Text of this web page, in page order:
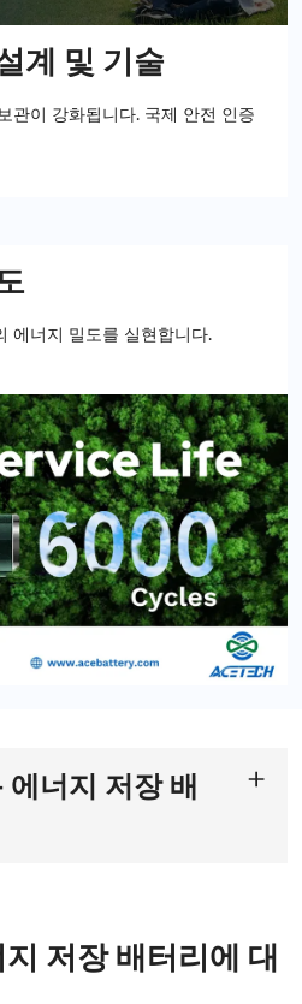
계 및 기술
관이 강화됩니다. 국제 안전 인증
에너지 밀도를 실현합니다.
너지 저장 배
장 용량을 늘려 작은 주택이나 더
식 배터리입니다. 이러한 유연성
요에 맞는 설정으로 시작하여 에
저장 배터리에 대